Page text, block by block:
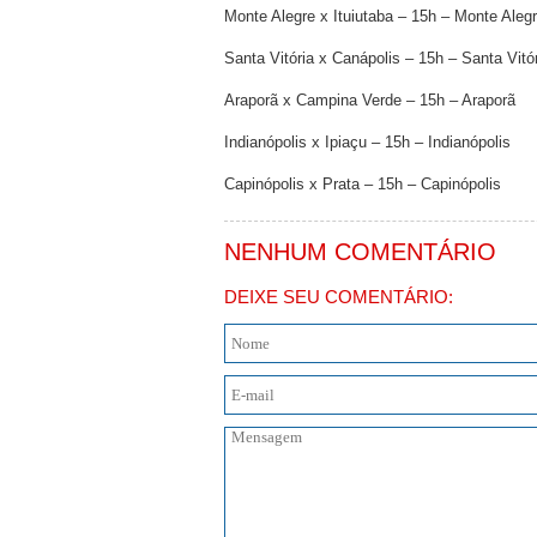
Monte Alegre x Ituiutaba – 15h – Monte
Santa Vitória x Canápolis – 15h – Santa
Araporã x Campina Verde – 15h – Araporã
Indianópolis x Ipiaçu – 15h – Indianópolis
Capinópolis x Prata – 15h – Capinópolis
NENHUM COMENTÁRIO
DEIXE SEU COMENTÁRIO: